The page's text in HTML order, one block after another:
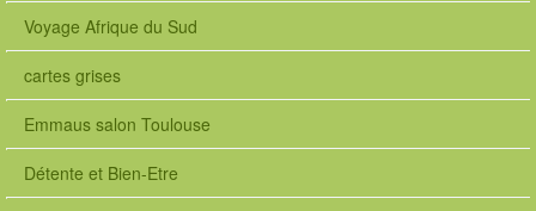
Voyage Afrique du Sud
cartes grises
Emmaus salon Toulouse
Détente et Bien-Etre